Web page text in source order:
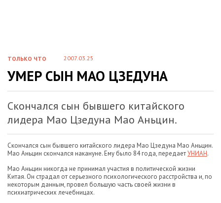
ТОЛЬКО ЧТО 2007.03.25
УМЕР СЫН МАО ЦЗЕДУНА
Скончался сын бывшего китайского
лидера Мао Цзедуна Мао Аньцин.
Скончался сын бывшего китайского лидера Мао Цзедуна Мао Аньцин.
Мао Аньцин скончался накануне. Ему было 84 года, передаетУНИАН.
Мао Аньцин никогда не принимал участия в политической жизни
Китая. Он страдал от серьезного психологического расстройства и, по
некоторым данным, провел большую часть своей жизни в
психиатрических лечебницах.